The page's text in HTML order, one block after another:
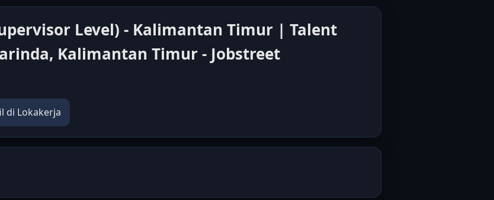
Level) - Kalimantan Timur | Talent
Kalimantan Timur - Jobstreet
di Lokakerja